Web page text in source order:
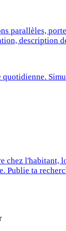
parallèles,
description
chez l'habitant,
Publie ta